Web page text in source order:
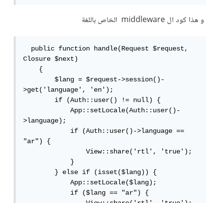
و هذا كود ال middleware الخاص باللغة
  public function handle(Request $request,
Closure $next)
    {
        $lang = $request->session()-
>get('language', 'en');
        if (Auth::user() != null) {
            App::setLocale(Auth::user()-
>language);
            if (Auth::user()->language ==
"ar") {
                View::share('rtl', 'true');
            }
        } else if (isset($lang)) {
            App::setLocale($lang);
            if ($lang == "ar") {